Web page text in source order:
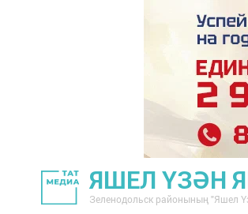
ЯШЕЛ ҮЗӘН
Зеленодольск районының "Яшел